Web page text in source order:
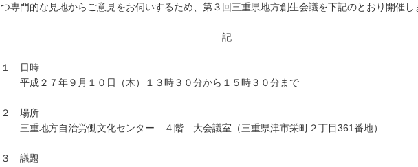
つ専門的な見地からご意見をお伺いするため、第３回三重県地方創生会議を下記のとおり開催し
記
１ 日時
平成２７年９月１０日（木）１３時３０分から１５時３０分まで
２ 場所
三重地方自治労働文化センター ４階 大会議室（三重県津市栄町２丁目361番地）
３ 議題